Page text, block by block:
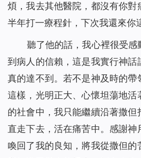
煩，我去其他醫院，都沒有你對
半年打一療程針，下次我還來你
聽了他的話，我心裡很受
到病人的信賴，這是我實行神話
真的達不到。若不是神及時的帶
這樣，光明正大、心懷坦蕩地活
的社會中，我只能繼續沿著撒但
直走下去，活在痛苦中。感謝
喚回了我的良知，將我從撒但的